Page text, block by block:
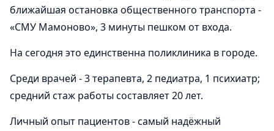
ближайшая остановка общественного транспорта -
«СМУ Мамоново», 3 минуты пешком от входа.
На сегодня это единственна поликлиника в городе.
Среди врачей - 3 терапевта, 2 педиатра, 1 психиатр;
средний стаж работы составляет 20 лет.
Личный опыт пациентов - самый надёжный